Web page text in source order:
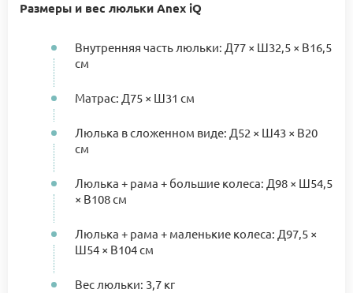
Размеры и вес люльки Anex iQ
Внутренняя часть люльки: Д77 × Ш32,5 × В16,5
см
Матрас: Д75 × Ш31 см
Люлька в сложенном виде: Д52 × Ш43 × В20
см
Люлька + рама + большие колеса: Д98 × Ш54,5
× В108 см
Люлька + рама + маленькие колеса: Д97,5 ×
Ш54 × В104 см
Вес люльки: 3,7 кг